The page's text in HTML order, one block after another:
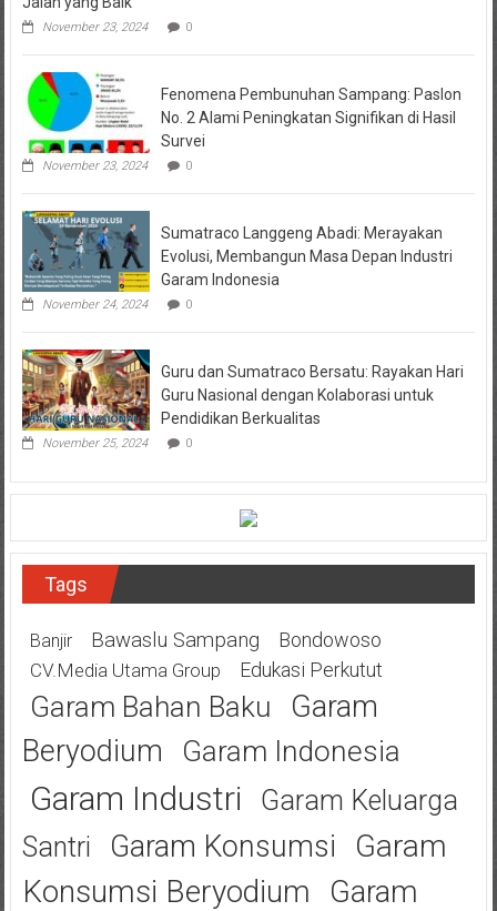
November 23, 2024 0
Fenomena Pembunuhan Sampang: Paslon
No. 2 Alami Peningkatan Signifikan di Hasil
Survei
November 23, 2024 0
Sumatraco Langgeng Abadi: Merayakan
Evolusi, Membangun Masa Depan Industri
Garam Indonesia
November 24, 2024 0
Guru dan Sumatraco Bersatu: Rayakan Hari
Guru Nasional dengan Kolaborasi untuk
Pendidikan Berkualitas
November 25, 2024 0
Tags
Banjir Bawaslu Sampang Bondowoso
CV.Media Utama Group Edukasi Perkutut
Garam Bahan Baku
Garam
Beryodium
Garam Indonesia
Garam Industri
Garam Keluarga
Santri
Garam Konsumsi
Garam
Konsumsi Beryodium
Garam